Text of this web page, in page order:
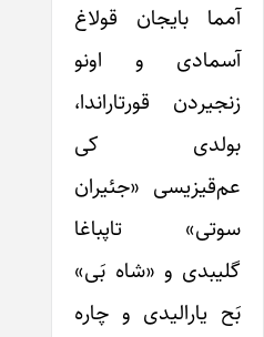
آمما بایجان قولاغ
آسمادی و اونو
زنجیردن قورتاراندا،
بولدی کی
عم‌قیزیسی «جئیران
سوتی» تاپباغا
گلیبدی و «شاه بَی»
بَح یارالیدی و چاره